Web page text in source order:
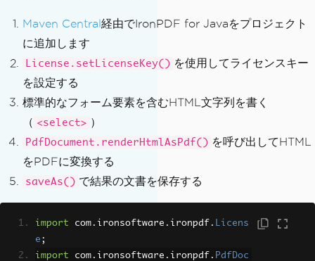
Maven Central経由でIronPDF for Javaをプロジェクト
に追加します
License.setLicenseKey() を使用してライセンスキー
を設定する
標準的なフォーム要素を含むHTML文字列を書く
（ <select> ）
PdfDocument.renderHtmlAsPdf() を呼び出してHTML
をPDFに変換する
saveAs() で結果の文書を保存する
import com . ironsoftware . ironpdf . Licens
e ;
import com . ironsoftware . ironpdf . PdfDoc